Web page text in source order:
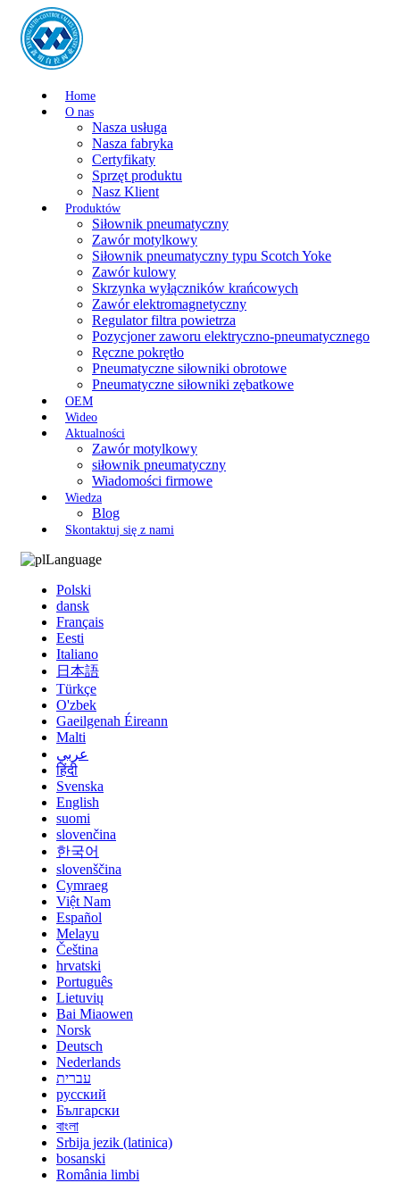
Home
O nas
Nasza usługa
Nasza fabryka
Certyfikaty
Sprzęt produktu
Nasz Klient
Produktów
Siłownik pneumatyczny
Zawór motylkowy
Siłownik pneumatyczny typu Scotch Yoke
Zawór kulowy
Skrzynka wyłączników krańcowych
Zawór elektromagnetyczny
Regulator filtra powietrza
Pozycjoner zaworu elektryczno-pneumatycznego
Ręczne pokrętło
Pneumatyczne siłowniki obrotowe
Pneumatyczne siłowniki zębatkowe
OEM
Wideo
Aktualności
Zawór motylkowy
siłownik pneumatyczny
Wiadomości firmowe
Wiedza
Blog
Skontaktuj się z nami
Language
Polski
dansk
Français
Eesti
Italiano
日本語
Türkçe
O'zbek
Gaeilgenah Éireann
Malti
عربي
हिंदी
Svenska
English
suomi
slovenčina
한국어
slovenščina
Cymraeg
Việt Nam
Español
Melayu
Čeština
hrvatski
Português
Lietuvių
Bai Miaowen
Norsk
Deutsch
Nederlands
עברית
русский
Български
বাংলা
Srbija jezik (latinica)
bosanski
România limbi